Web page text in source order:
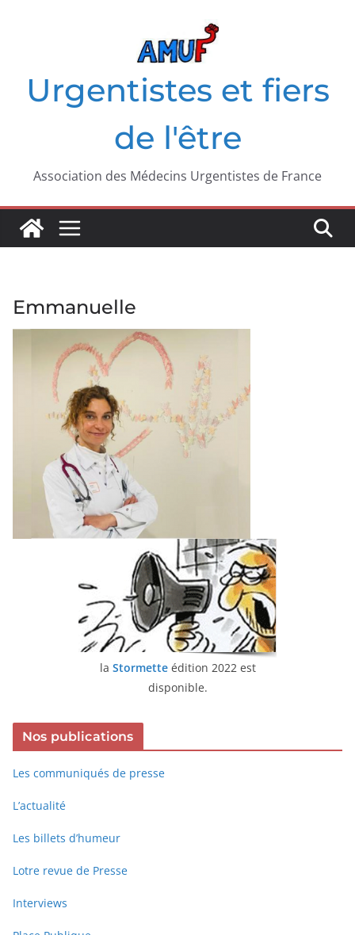
Urgentistes et fiers
de l'être
Association des Médecins Urgentistes de France
Emmanuelle
la Stormetteédition 2022 est
disponible.
Nos publications
Les communiqués de presse
L’actualité
Les billets d’humeur
Lotre revue de Presse
Interviews